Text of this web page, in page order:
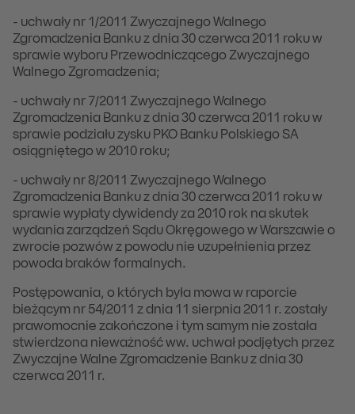
- uchwały nr 1/2011 Zwyczajnego Walnego
Zgromadzenia Banku z dnia 30 czerwca 2011 roku w
sprawie wyboru Przewodniczącego Zwyczajnego
Walnego Zgromadzenia;
- uchwały nr 7/2011 Zwyczajnego Walnego
Zgromadzenia Banku z dnia 30 czerwca 2011 roku w
sprawie podziału zysku PKO Banku Polskiego SA
osiągniętego w 2010 roku;
- uchwały nr 8/2011 Zwyczajnego Walnego
Zgromadzenia Banku z dnia 30 czerwca 2011 roku w
sprawie wypłaty dywidendy za 2010 rok na skutek
wydania zarządzeń Sądu Okręgowego w Warszawie o
zwrocie pozwów z powodu nie uzupełnienia przez
powoda braków formalnych.
Postępowania, o których była mowa w raporcie
bieżącym nr 54/2011 z dnia 11 sierpnia 2011 r. zostały
prawomocnie zakończone i tym samym nie została
stwierdzona nieważność ww. uchwał podjętych przez
Zwyczajne Walne Zgromadzenie Banku z dnia 30
czerwca 2011 r.